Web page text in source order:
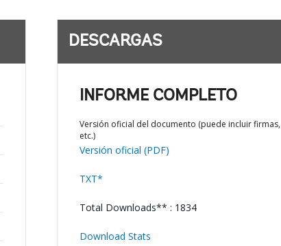
DESCARGAS
INFORME COMPLETO
Versión oficial del documento (puede incluir firmas,
etc.)
Versión oficial (PDF)
TXT*
Total Downloads** : 1834
Download Stats